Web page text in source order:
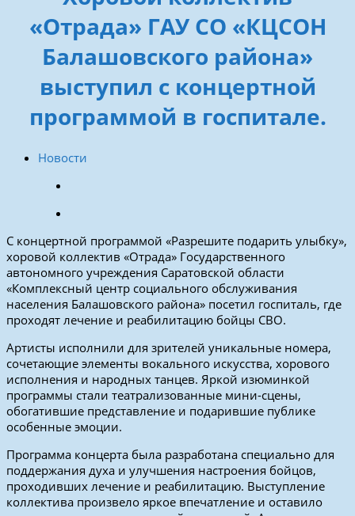
«Отрада» ГАУ СО «КЦСОН
Балашовского района»
выступил с концертной
программой в госпитале.
Новости
С концертной программой «Разрешите подарить улыбку»,
хоровой коллектив «Отрада» Государственного
автономного учреждения Саратовской области
«Комплексный центр социального обслуживания
населения Балашовского района» посетил госпиталь, где
проходят лечение и реабилитацию бойцы СВО.
Артисты исполнили для зрителей уникальные номера,
сочетающие элементы вокального искусства, хорового
исполнения и народных танцев. Яркой изюминкой
программы стали театрализованные мини-сцены,
обогатившие представление и подарившие публике
особенные эмоции.
Программа концерта была разработана специально для
поддержания духа и улучшения настроения бойцов,
проходивших лечение и реабилитацию. Выступление
коллектива произвело яркое впечатление и оставило